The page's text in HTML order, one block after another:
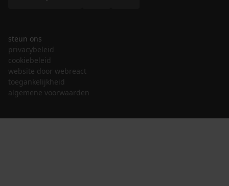
steun ons
privacybeleid
cookiebeleid
website door webreact
toegankelijkheid
algemene voorwaarden